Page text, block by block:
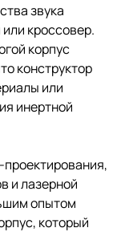
звука
кроссовер.
корпус
конструктор
или
инертной
и лазерной
опытом
который